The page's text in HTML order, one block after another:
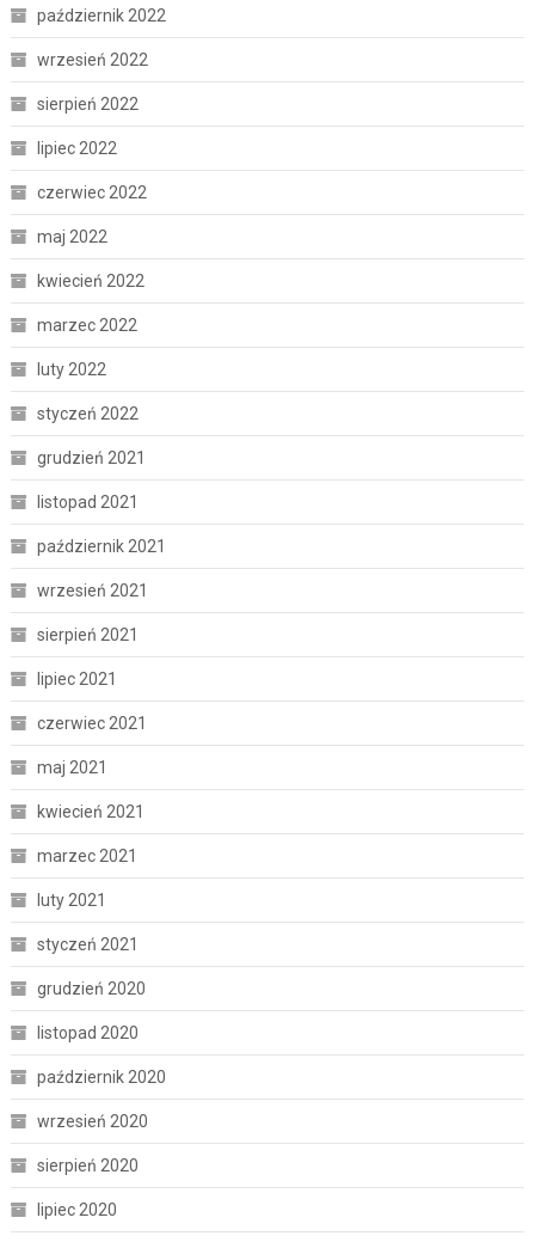
październik 2022
wrzesień 2022
sierpień 2022
lipiec 2022
czerwiec 2022
maj 2022
kwiecień 2022
marzec 2022
luty 2022
styczeń 2022
grudzień 2021
listopad 2021
październik 2021
wrzesień 2021
sierpień 2021
lipiec 2021
czerwiec 2021
maj 2021
kwiecień 2021
marzec 2021
luty 2021
styczeń 2021
grudzień 2020
listopad 2020
październik 2020
wrzesień 2020
sierpień 2020
lipiec 2020